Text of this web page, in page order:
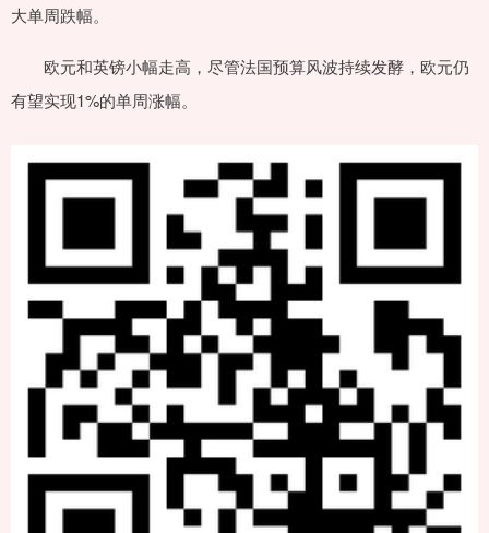
大单周跌幅。
欧元和英镑小幅走高，尽管法国预算风波持续发酵，欧元仍
有望实现1%的单周涨幅。